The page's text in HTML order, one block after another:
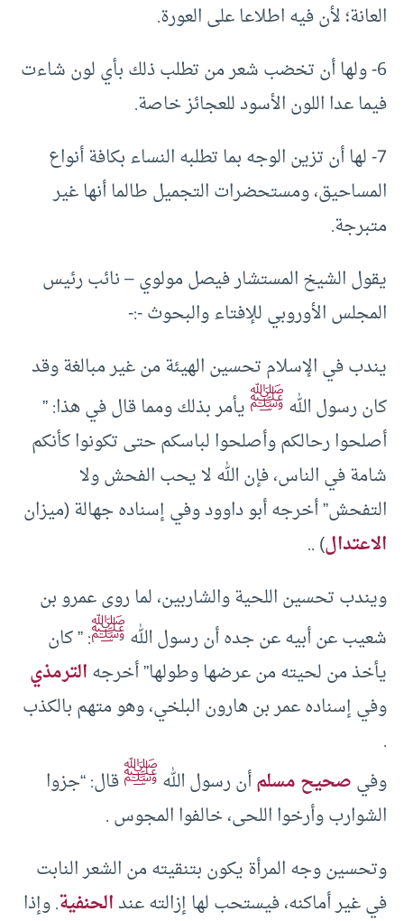
العانة؛ لأن فيه اطلاعا على العورة.
6- ولها أن تخضب شعر من تطلب ذلك بأي لون شاءت
فيما عدا اللون الأسود للعجائز خاصة.
7- لها أن تزين الوجه بما تطلبه النساء بكافة أنواع
المساحيق، ومستحضرات التجميل طالما أنها غير
متبرجة.
يقول الشيخ المستشار فيصل مولوي – نائب رئيس
المجلس الأوروبي للإفتاء والبحوث -:-
يندب في الإسلام تحسين الهيئة من غير مبالغة وقد
كان رسول اللهﷺيأمر بذلك ومما قال في هذا: ”
أصلحوا رحالكم وأصلحوا لباسكم حتى تكونوا كأنكم
شامة في الناس، فإن الله لا يحب الفحش ولا
التفحش” أخرجه أبو داوود وفي إسناده جهالة (ميزان
الاعتدال) ..
ويندب تحسين اللحية والشاربين، لما روى عمرو بن
شعيب عن أبيه عن جده أن رسول اللهﷺ: ” كان
يأخذ من لحيته من عرضها وطولها” أخرجهالترمذي
وفي إسناده عمر بن هارون البلخي، وهو متهم بالكذب
.
وفيصحيح مسلمأن رسول اللهﷺقال: “جزوا
الشوارب وأرخوا اللحى، خالفوا المجوس .
وتحسين وجه المرأة يكون بتنقيته من الشعر النابت
في غير أماكنه، فيستحب لها إزالته عندالحنفية. وإذا